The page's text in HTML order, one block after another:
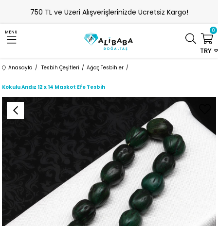
750 TL ve Üzeri Alışverişlerinizde Ücretsiz Kargo!
MENU
TRY
0
Anasayfa Tesbih Çeşitleri Ağaç Tesbihler
Kokulu Andız 12 x 14 Maskot Efe Tesbih